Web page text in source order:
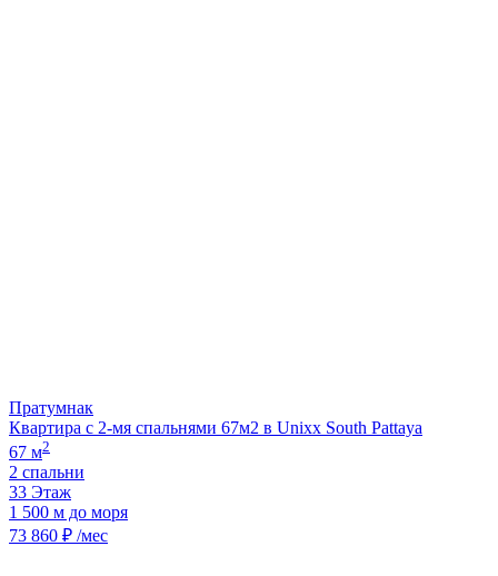
Пратумнак
Квартира с 2-мя спальнями 67м2 в Unixx South Pattaya
67 м2
2 спальни
33 Этаж
1 500 м до моря
73 860 ₽ /мес